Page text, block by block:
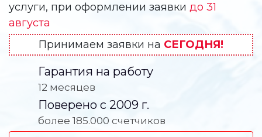
услуги, при оформлении заявки до 31
августа
Принимаем заявки на СЕГОДНЯ!
Гарантия на работу
12 месяцев
Поверено с 2009 г.
более 185.000 счетчиков